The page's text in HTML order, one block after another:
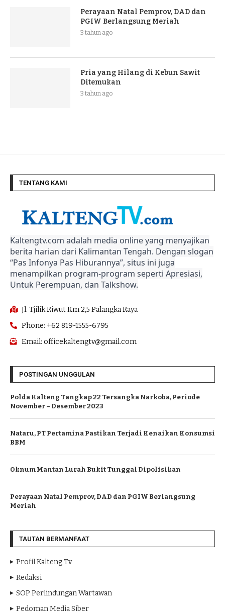
Perayaan Natal Pemprov, DAD dan
PGIW Berlangsung Meriah
3 tahun ago
Pria yang Hilang di Kebun Sawit
Ditemukan
3 tahun ago
TENTANG KAMI
Kaltengtv.com adalah media online yang menyajikan
berita harian dari Kalimantan Tengah. Dengan slogan
“Pas Infonya Pas Hiburannya”, situs ini juga
menampilkan program-program seperti Apresiasi,
Untuk Perempuan, dan Talkshow.
Jl. Tjilik Riwut Km 2,5 Palangka Raya
Phone: +62 819-1555-6795
Email: officekaltengtv@gmail.com
POSTINGAN UNGGULAN
Polda Kalteng Tangkap 22 Tersangka Narkoba, Periode
November – Desember 2023
Nataru, PT Pertamina Pastikan Terjadi Kenaikan Konsumsi
BBM
Oknum Mantan Lurah Bukit Tunggal Dipolisikan
Perayaan Natal Pemprov, DAD dan PGIW Berlangsung
Meriah
TAUTAN BERMANFAAT
Profil Kalteng Tv
Redaksi
SOP Perlindungan Wartawan
Pedoman Media Siber